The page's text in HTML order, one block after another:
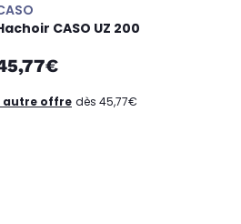
CASO UZ 200
autre offre dès 45,77€